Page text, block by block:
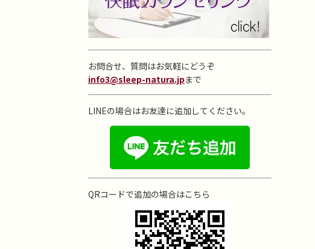
お問合せ、質問はお気軽にどうぞ
info3@sleep-natura.jpまで
LINEの場合はお友達に追加してください。
QRコードで追加の場合はこちら